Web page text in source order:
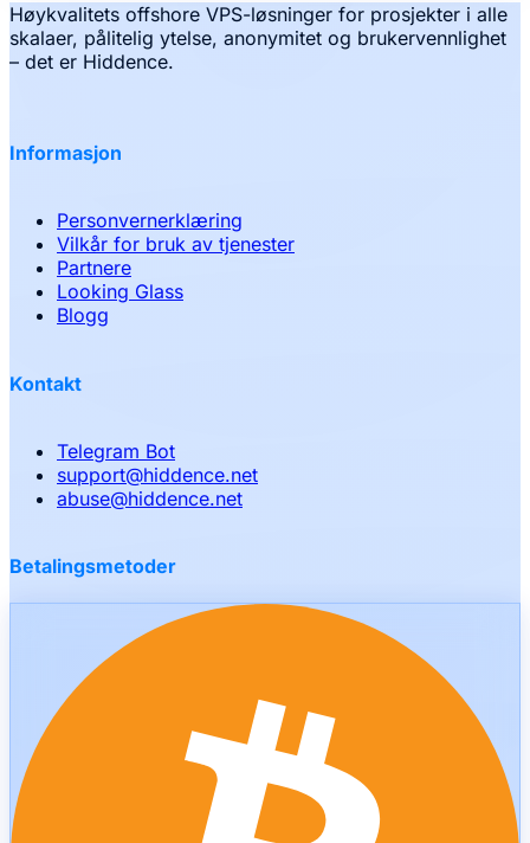
Høykvalitets offshore VPS-løsninger for prosjekter i alle
skalaer, pålitelig ytelse, anonymitet og brukervennlighet
– det er Hiddence.
Informasjon
Personvernerklæring
Vilkår for bruk av tjenester
Partnere
Looking Glass
Blogg
Kontakt
Telegram Bot
support@hiddence.net
abuse@hiddence.net
Betalingsmetoder